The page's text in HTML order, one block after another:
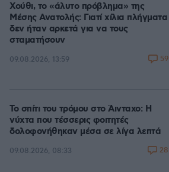
Χούθι, το «άλυτο πρόβλημα» της
Μέσης Ανατολής: Γιατί χίλια πλήγματα
δεν ήταν αρκετά για να τους
σταματήσουν
09.08.2026, 13:59 59
Το σπίτι του τρόμου στο Άινταχο: Η
νύχτα που τέσσερις φοιτητές
δολοφονήθηκαν μέσα σε λίγα λεπτά
09.08.2026, 08:33 28